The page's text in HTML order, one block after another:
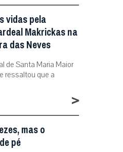
vidas pela
Makrickas na
das Neves
de Santa Maria Maior
ressaltou que a
>
mas o
pé